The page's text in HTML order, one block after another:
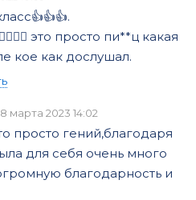
interlyudiya
Derri – 1-15
Derri – 1-15
это просто пи**ц какая
кое как дослушал.
марта 2023 14:02
просто гений,благодаря
для себя очень много
благодарность и